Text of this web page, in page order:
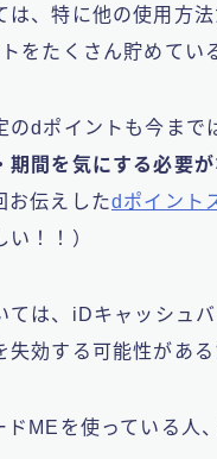
は、特に他の使用方
をたくさん貯めてい
のdポイントも今まで
間を気にする必要が
お伝えしたdポイント
！！）
ては、iDキャッシュ
失効する可能性がある
ドME を使っている人